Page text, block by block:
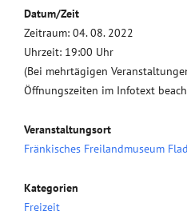
Datum/Zeit
Zeitraum: 04. 08. 2022
Uhrzeit: 19:00 Uhr
(Bei mehrtägigen
Öffnungszeiten im Infotext
Veranstaltungsort
Fränkisches Freilandmuseum
Kategorien
Freizeit